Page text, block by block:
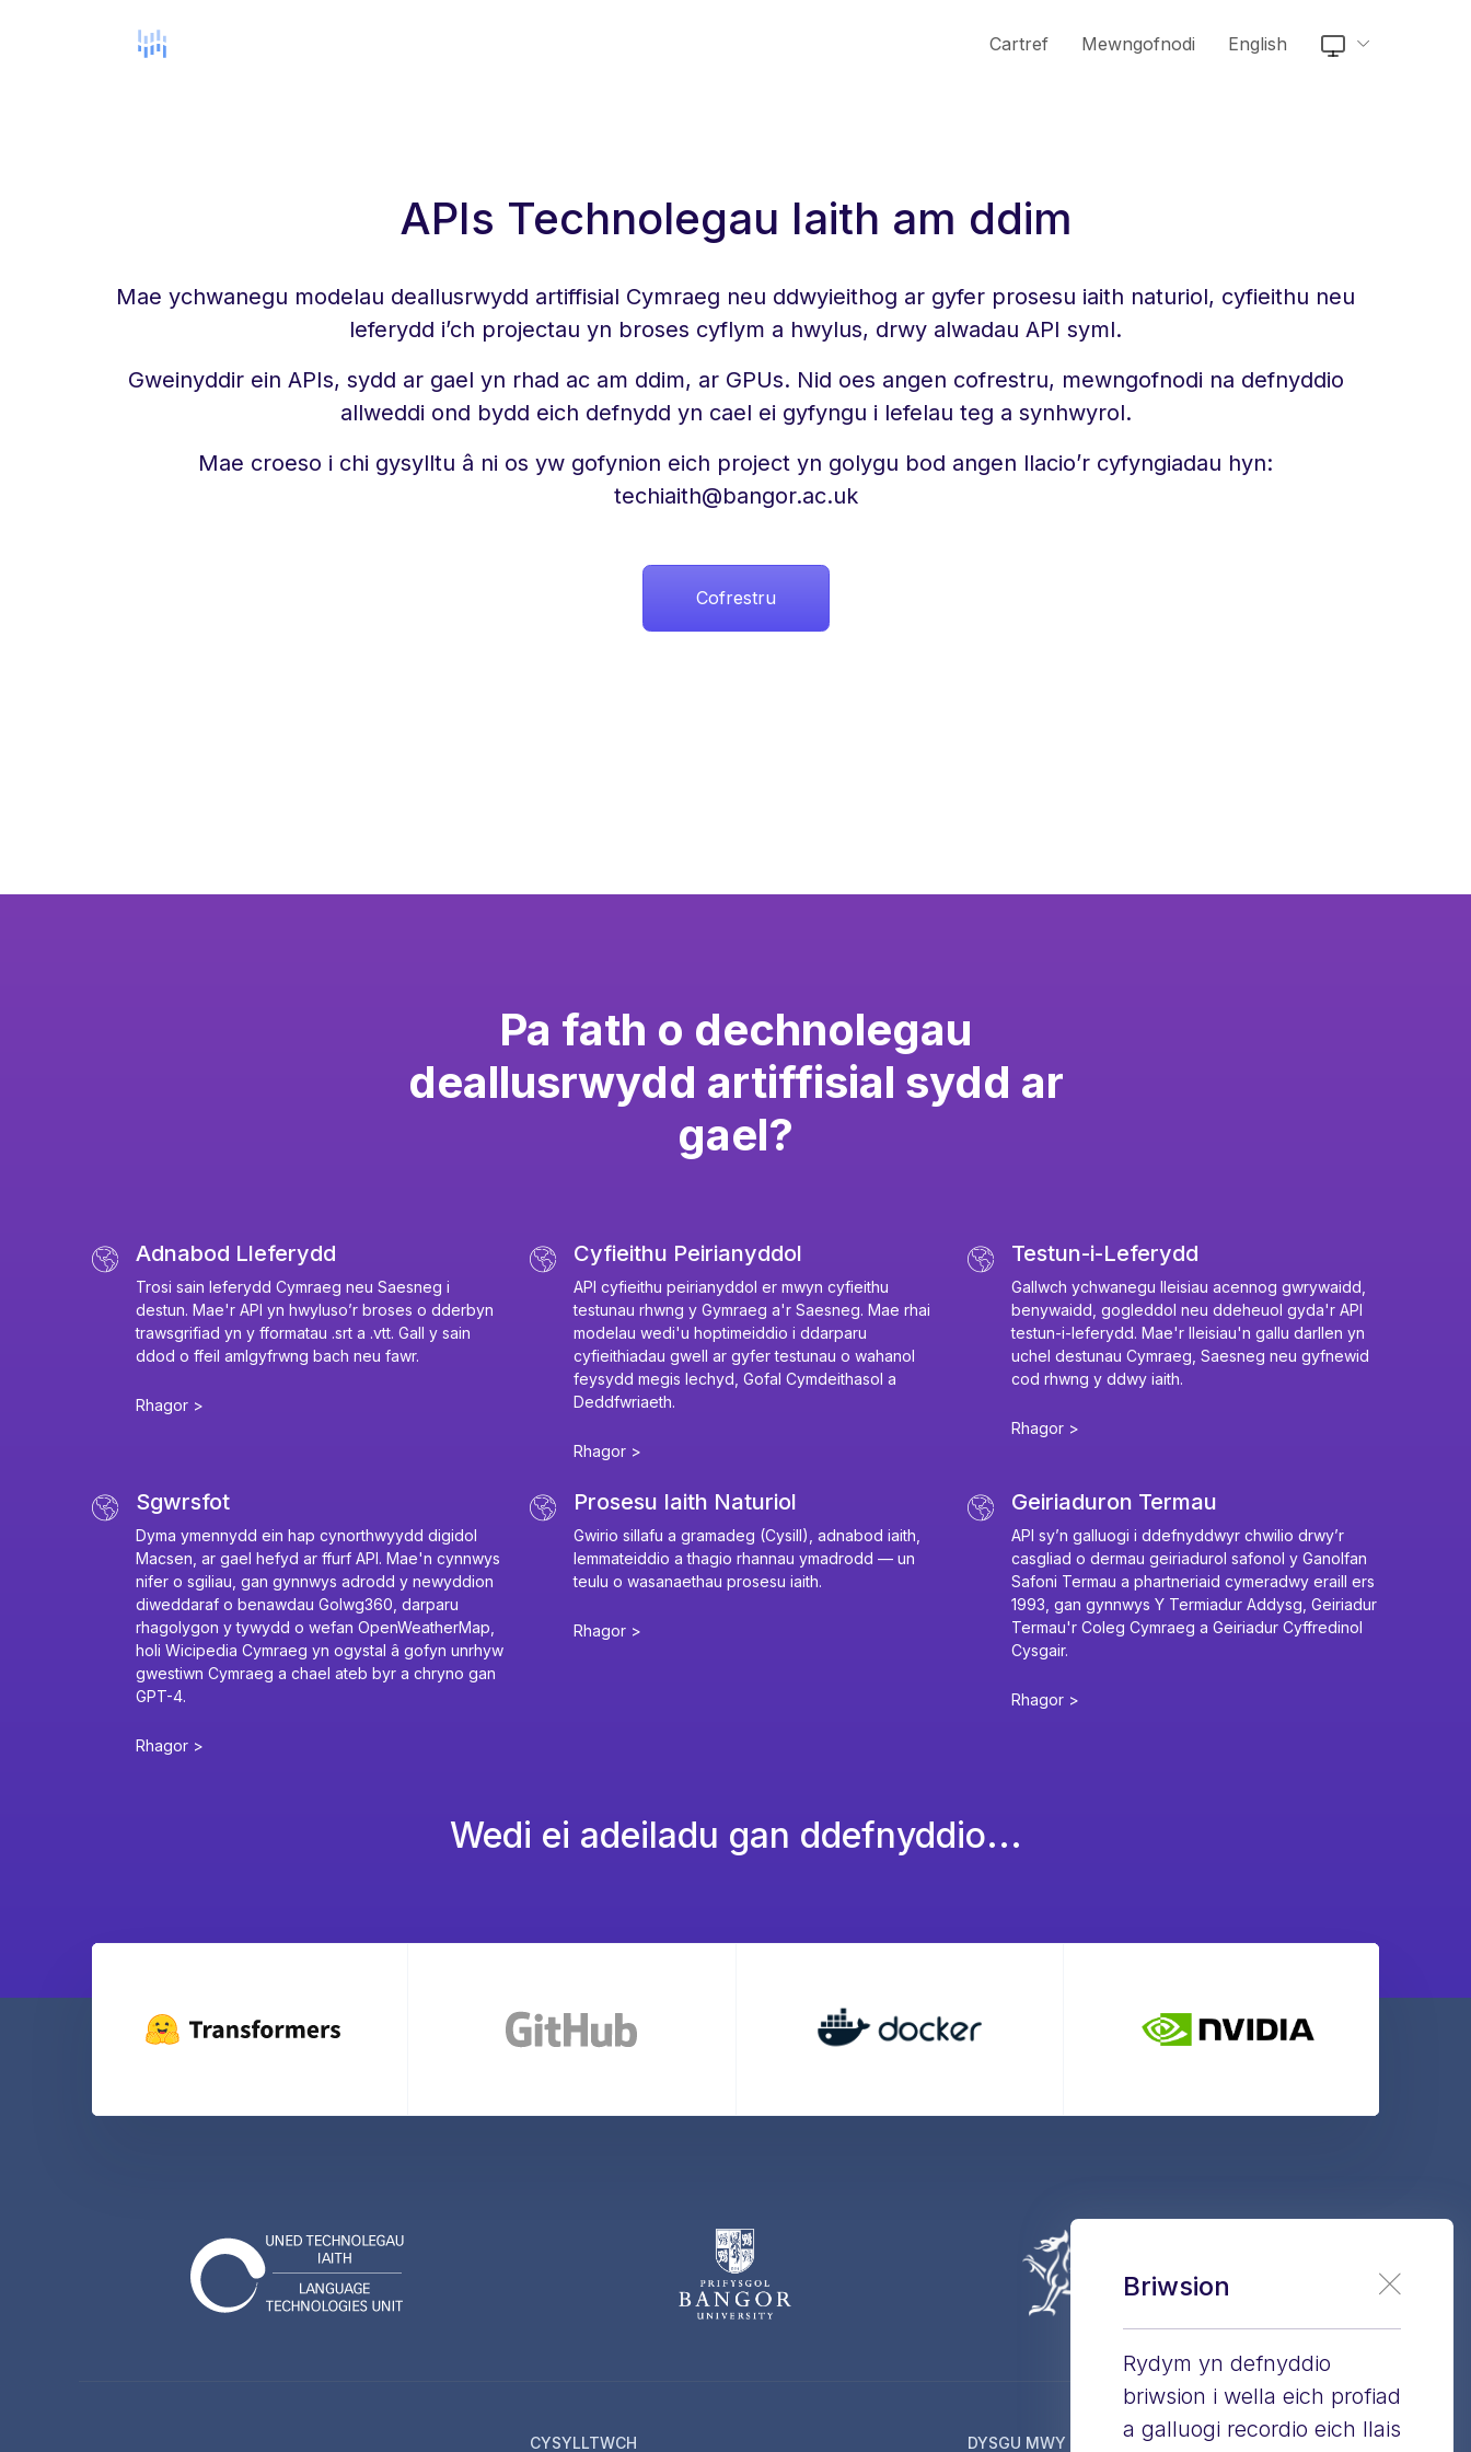
Cartref Mewngofnodi English
APIs Technolegau Iaith am ddim
Mae ychwanegu modelau deallusrwydd artiffisial Cymraeg neu ddwyieithog ar gyfer prosesu iaith naturiol, cyfieithu neu
leferydd i’ch projectau yn broses cyflym a hwylus, drwy alwadau API syml.
Gweinyddir ein APIs, sydd ar gael yn rhad ac am ddim, ar GPUs. Nid oes angen cofrestru, mewngofnodi na defnyddio
allweddi ond bydd eich defnydd yn cael ei gyfyngu i lefelau teg a synhwyrol.
Mae croeso i chi gysylltu â ni os yw gofynion eich project yn golygu bod angen llacio’r cyfyngiadau hyn:
techiaith@bangor.ac.uk
Cofrestru
Pa fath o dechnolegau
deallusrwydd artiffisial sydd ar
gael?
Adnabod Lleferydd
Trosi sain leferydd Cymraeg neu Saesneg i
destun. Mae'r API yn hwyluso’r broses o dderbyn
trawsgrifiad yn y fformatau .srt a .vtt. Gall y sain
ddod o ffeil amlgyfrwng bach neu fawr.
Rhagor >
Cyfieithu Peirianyddol
API cyfieithu peirianyddol er mwyn cyfieithu
testunau rhwng y Gymraeg a'r Saesneg. Mae rhai
modelau wedi'u hoptimeiddio i ddarparu
cyfieithiadau gwell ar gyfer testunau o wahanol
feysydd megis Iechyd, Gofal Cymdeithasol a
Deddfwriaeth.
Rhagor >
Testun-i-Leferydd
Gallwch ychwanegu lleisiau acennog gwrywaidd,
benywaidd, gogleddol neu ddeheuol gyda'r API
testun-i-leferydd. Mae'r lleisiau'n gallu darllen yn
uchel destunau Cymraeg, Saesneg neu gyfnewid
cod rhwng y ddwy iaith.
Rhagor >
Sgwrsfot
Dyma ymennydd ein hap cynorthwyydd digidol
Macsen, ar gael hefyd ar ffurf API. Mae'n cynnwys
nifer o sgiliau, gan gynnwys adrodd y newyddion
diweddaraf o benawdau Golwg360, darparu
rhagolygon y tywydd o wefan OpenWeatherMap,
holi Wicipedia Cymraeg yn ogystal â gofyn unrhyw
gwestiwn Cymraeg a chael ateb byr a chryno gan
GPT-4.
Rhagor >
Prosesu Iaith Naturiol
Gwirio sillafu a gramadeg (Cysill), adnabod iaith,
lemmateiddio a thagio rhannau ymadrodd — un
teulu o wasanaethau prosesu iaith.
Rhagor >
Geiriaduron Termau
API sy’n galluogi i ddefnyddwyr chwilio drwy’r
casgliad o dermau geiriadurol safonol y Ganolfan
Safoni Termau a phartneriaid cymeradwy eraill ers
1993, gan gynnwys Y Termiadur Addysg, Geiriadur
Termau'r Coleg Cymraeg a Geiriadur Cyffredinol
Cysgair.
Rhagor >
Wedi ei adeiladu gan ddefnyddio...
CYSYLLTWCH DYSGU MWY
Briwsion
Rydym yn defnyddio
briwsion i wella eich profiad
a galluogi recordio eich llais